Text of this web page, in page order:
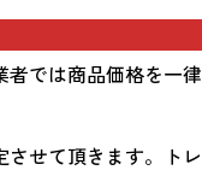
では商品価格を一
せて頂きます。ト